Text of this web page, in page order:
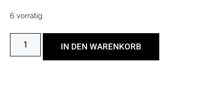
6 vorrätig
IN DEN WARENKORB